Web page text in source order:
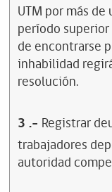
UTM por más
período superior
de encontrarse
inhabilidad
resolución.
3 .- Registrar
trabajadores
autoridad